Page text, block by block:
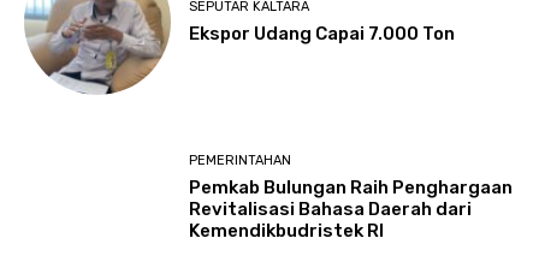
SEPUTAR KALTARA
Ekspor Udang Capai 7.000 Ton
PEMERINTAHAN
Pemkab Bulungan Raih Penghargaan
Revitalisasi Bahasa Daerah dari
Kemendikbudristek RI